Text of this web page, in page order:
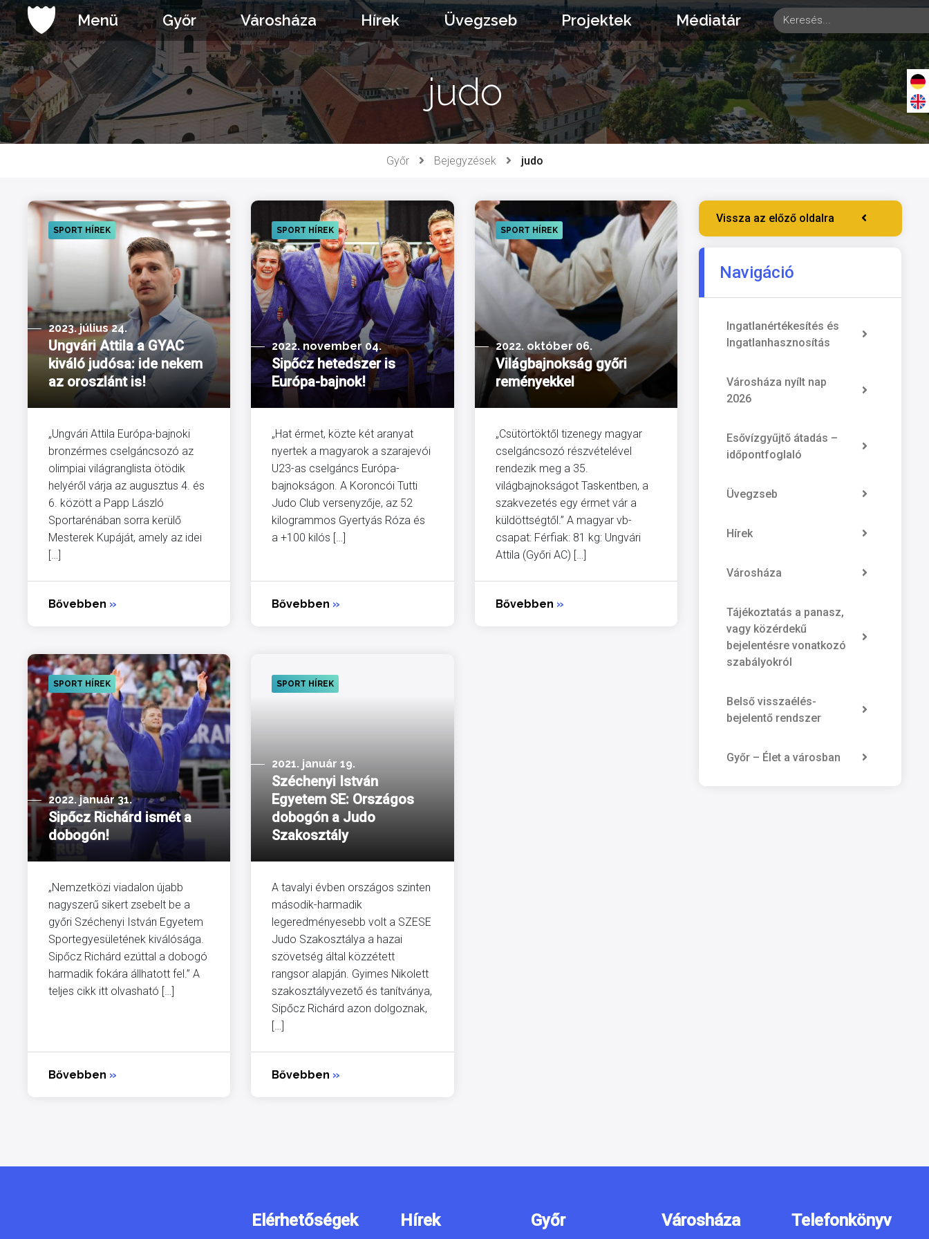
Ugrás
a
tartalomhoz
Menü Győr Városháza Hírek Üvegzseb Projektek Médiatár
judo
Győr Bejegyzések judo
SPORT HÍREK
2023. július 24.
Ungvári Attila a GYAC
kiváló judósa: ide nekem
az oroszlánt is!
„Ungvári Attila Európa-bajnoki
bronzérmes cselgáncsozó az
olimpiai világranglista ötödik
helyéről várja az augusztus 4. és
6. között a Papp László
Sportarénában sorra kerülő
Mesterek Kupáját, amely az idei
[…]
Bővebben »
SPORT HÍREK
2022. november 04.
Sipőcz hetedszer is
Európa-bajnok!
„Hat érmet, közte két aranyat
nyertek a magyarok a szarajevói
U23-as cselgáncs Európa-
bajnokságon. A Koroncói Tutti
Judo Club versenyzője, az 52
kilogrammos Gyertyás Róza és
a +100 kilós […]
Bővebben »
SPORT HÍREK
2022. október 06.
Világbajnokság győri
reményekkel
„Csütörtöktől tizenegy magyar
cselgáncsozó részvételével
rendezik meg a 35.
világbajnokságot Taskentben, a
szakvezetés egy érmet vár a
küldöttségtől.” A magyar vb-
csapat: Férfiak: 81 kg: Ungvári
Attila (Győri AC) […]
Bővebben »
SPORT HÍREK
2022. január 31.
Sipőcz Richárd ismét a
dobogón!
„Nemzetközi viadalon újabb
nagyszerű sikert zsebelt be a
győri Széchenyi István Egyetem
Sportegyesületének kiválósága.
Sipőcz Richárd ezúttal a dobogó
harmadik fokára állhatott fel.” A
teljes cikk itt olvasható […]
Bővebben »
SPORT HÍREK
2021. január 19.
Széchenyi István
Egyetem SE: Országos
dobogón a Judo
Szakosztály
A tavalyi évben országos szinten
második-harmadik
legeredményesebb volt a SZESE
Judo Szakosztálya a hazai
szövetség által közzétett
rangsor alapján. Gyimes Nikolett
szakosztályvezető és tanítványa,
Sipőcz Richárd azon dolgoznak,
[…]
Bővebben »
Vissza az előző oldalra
Navigáció
Ingatlanértékesítés és
Ingatlanhasznosítás
Városháza nyílt nap
2026
Esővízgyűjtő átadás –
időpontfoglaló
Üvegzseb
Hírek
Városháza
Tájékoztatás a panasz,
vagy közérdekű
bejelentésre vonatkozó
szabályokról
Belső visszaélés-
bejelentő rendszer
Győr – Élet a városban
Elérhetőségek Hírek Győr Városháza Telefonkönyv